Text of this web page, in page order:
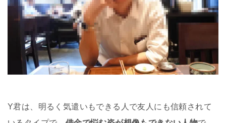
Y君は、明るく気遣いもできる人で友人にも信頼されて